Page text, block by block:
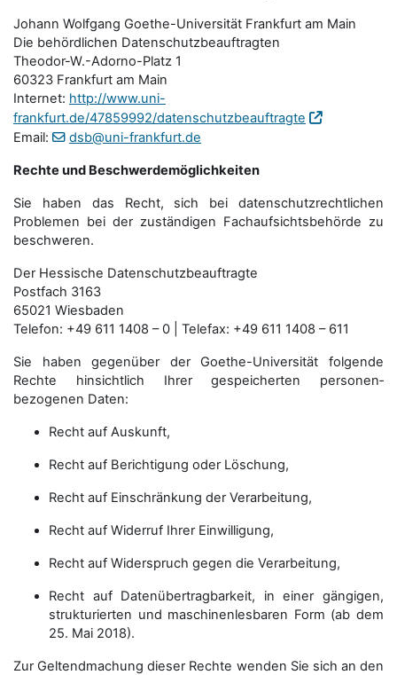
Johann Wolfgang Goethe-Universität Frankfurt am Main
Die behördlichen Datenschutzbeauftragten
Theodor-W.-Adorno-Platz 1
60323 Frankfurt am Main
Internet: http://www.uni-
frankfurt.de/47859992/datenschutzbeauftragte
Email:
dsb@uni-frankfurt.de
Rechte und Beschwerdemöglichkeiten
Sie haben das Recht, sich bei datenschutzrechtlichen
Problemen bei der zuständigen Fachauf­sichts­behörde zu
beschweren.
Der Hessische Datenschutzbeauftragte
Postfach 3163
65021 Wiesbaden
Telefon: +49 611 1408 – 0 | Telefax: +49 611 1408 – 611
Sie haben gegenüber der Goethe-Universität folgende
Rechte hinsichtlich Ihrer gespeicherten personen­
bezogenen Daten:
Recht auf Auskunft,
Recht auf Berichtigung oder Löschung,
Recht auf Einschränkung der Verarbeitung,
Recht auf Widerruf Ihrer Einwilligung,
Recht auf Widerspruch gegen die Verarbeitung,
Recht auf Datenübertragbarkeit, in einer gängigen,
strukturierten und maschinenlesbaren Form (ab dem
25. Mai 2018).
Zur Geltendmachung dieser Rechte wenden Sie sich an den